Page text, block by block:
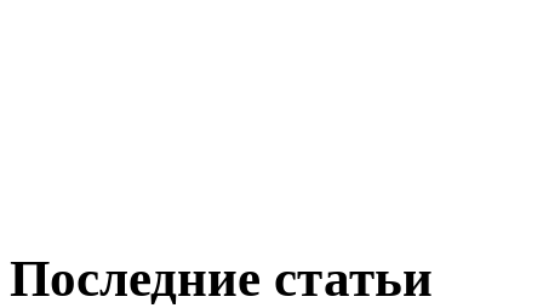
Последние статьи